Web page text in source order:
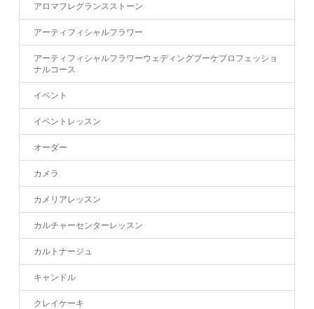
アロマフレグランスストーン
アーティフィシャルフラワー
アーティフィシャルフラワーウェディングブーケプロフェッショ
ナルコース
イベント
イベントレッスン
オーダー
カメラ
カメリアレッスン
カルチャーセンターレッスン
カルトナージュ
キャンドル
クレイケーキ